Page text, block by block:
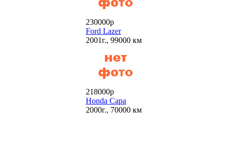
230000р
Ford Lazer
2001г., 99000 км
218000р
Honda Capa
2000г., 70000 км